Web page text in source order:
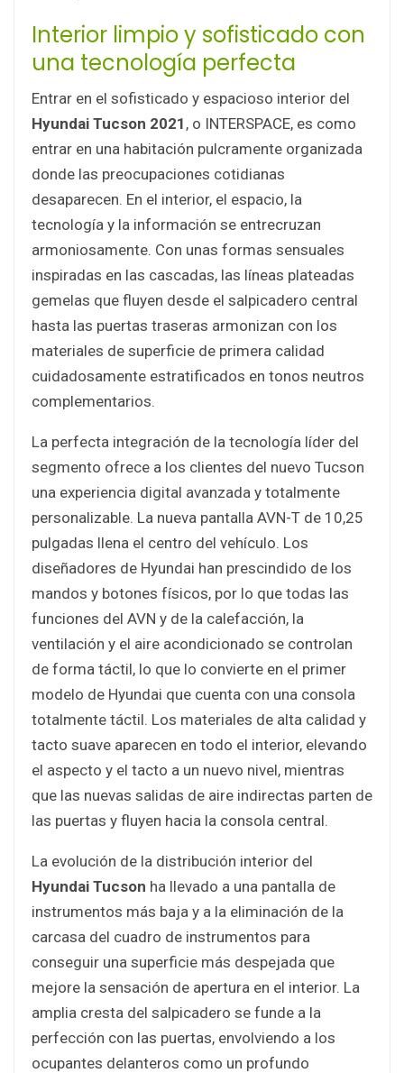
Interior limpio y sofisticado con
una tecnología perfecta
Entrar en el sofisticado y espacioso interior del
Hyundai Tucson 2021 , o INTERSPACE, es como
entrar en una habitación pulcramente organizada
donde las preocupaciones cotidianas
desaparecen. En el interior, el espacio, la
tecnología y la información se entrecruzan
armoniosamente. Con unas formas sensuales
inspiradas en las cascadas, las líneas plateadas
gemelas que fluyen desde el salpicadero central
hasta las puertas traseras armonizan con los
materiales de superficie de primera calidad
cuidadosamente estratificados en tonos neutros
complementarios.
La perfecta integración de la tecnología líder del
segmento ofrece a los clientes del nuevo Tucson
una experiencia digital avanzada y totalmente
personalizable. La nueva pantalla AVN-T de 10,25
pulgadas llena el centro del vehículo. Los
diseñadores de Hyundai han prescindido de los
mandos y botones físicos, por lo que todas las
funciones del AVN y de la calefacción, la
ventilación y el aire acondicionado se controlan
de forma táctil, lo que lo convierte en el primer
modelo de Hyundai que cuenta con una consola
totalmente táctil. Los materiales de alta calidad y
tacto suave aparecen en todo el interior, elevando
el aspecto y el tacto a un nuevo nivel, mientras
que las nuevas salidas de aire indirectas parten de
las puertas y fluyen hacia la consola central.
La evolución de la distribución interior del
Hyundai Tucson ha llevado a una pantalla de
instrumentos más baja y a la eliminación de la
carcasa del cuadro de instrumentos para
conseguir una superficie más despejada que
mejore la sensación de apertura en el interior. La
amplia cresta del salpicadero se funde a la
perfección con las puertas, envolviendo a los
ocupantes delanteros como un profundo